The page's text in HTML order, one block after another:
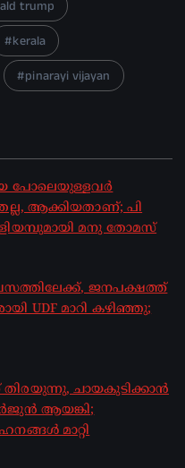
trump
kerala
pinarayi vijayan
പോലെയുള്ളവർ
ആക്കിയതാണ്; പി
മനു തോമസ്
ജനപക്ഷത്ത്
UDF മാറി കഴിഞ്ഞു;
ചായകുടിക്കാൻ
ആയങ്കി;
മാറ്റി